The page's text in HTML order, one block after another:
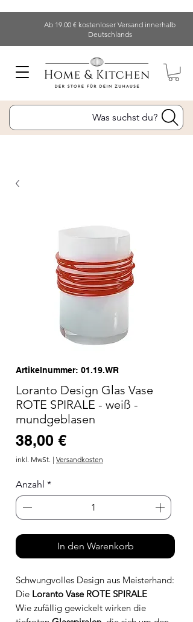
Ab 19.00 € kostenloser Versand innerhalb
Deutschlands
Was suchst du?
Artikelnummer: 01.19.WR
Loranto Design Glas Vase
ROTE SPIRALE - weiß -
mundgeblasen
38,00 €Preis
inkl. MwSt. | Versandkosten
Anzahl *
In den Warenkorb
Schwungvolles Design aus Meisterhand:
Die Loranto Vase ROTE SPIRALE
Wie zufällig gewickelt wirken die